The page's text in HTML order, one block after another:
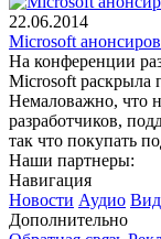
22.06.2014
Microsoft
На конференции
Microsoft раскрыла
Немаловажно, что
разработчиков,
так что покупать
Наши партнеры:
Навигация
Новости Аудио
Дополнительно